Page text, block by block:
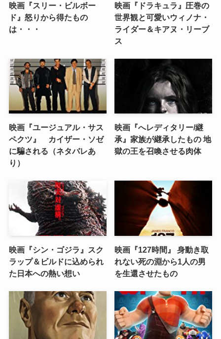
映画『スリー・ビルボー
ド』怒りから得たもの
は・・・
映画『ドラキュラ』圧巻の
世界観と可愛いウィノナ・
ライダー＆キアヌ・リーブ
ス
映画『ユージュアル・サス
ペクツ』 カイザー・ソゼ
に騙される（ネタバレあ
り）
映画『へレディタリー/継
承』家族が継承したもの 地
獄の王を召喚させる肉体
映画『シン・ゴジラ』スク
ラップ＆ビルドに込められ
た日本への熱い想い
映画『127時間』 身動き取
れない死の淵から1人の男
を生還させたもの